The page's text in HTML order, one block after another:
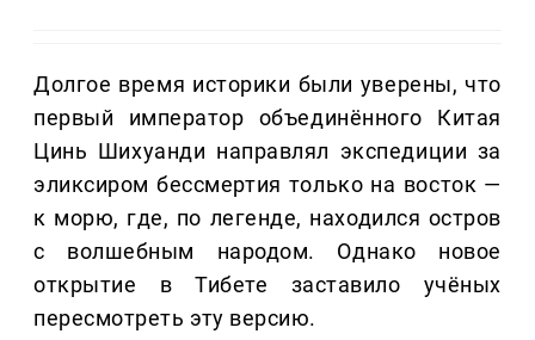
Долгое время историки были уверены, что
первый император объединённого Китая
Цинь Шихуанди направлял экспедиции за
эликсиром бессмертия только на восток —
к морю, где, по легенде, находился остров
с волшебным народом. Однако новое
открытие в Тибете заставило учёных
пересмотреть эту версию.